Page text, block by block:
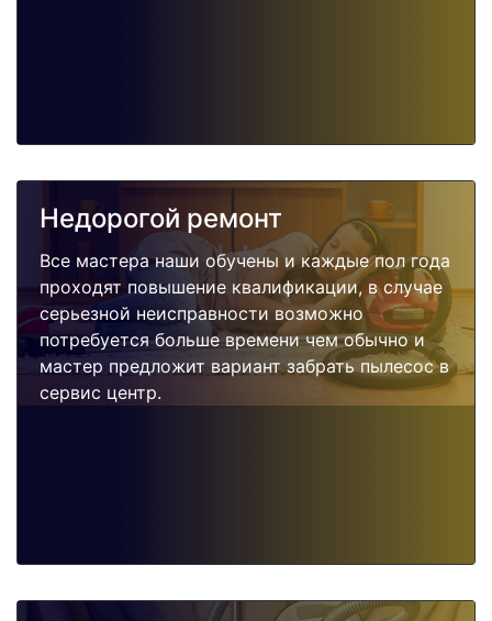
Недорогой ремонт
Все мастера наши обучены и каждые пол года
проходят повышение квалификации, в случае
серьезной неисправности возможно
потребуется больше времени чем обычно и
мастер предложит вариант забрать пылесос в
сервис центр.